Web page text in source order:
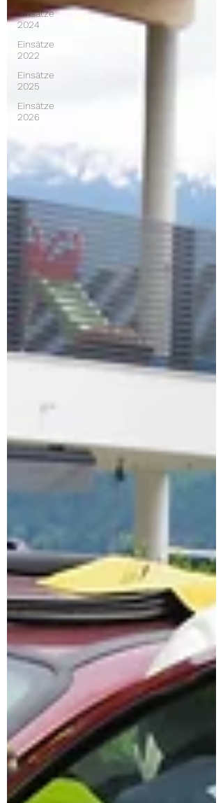
Einsätze
2024
Einsätze
2022
Einsätze
2025
Einsätze
2026